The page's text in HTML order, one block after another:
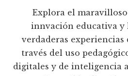
educativas
digitales
inteligencia
artificial.
Explora el
innvación educativa y
verdaderas experiencias
través del uso
digitales y de inteligencia